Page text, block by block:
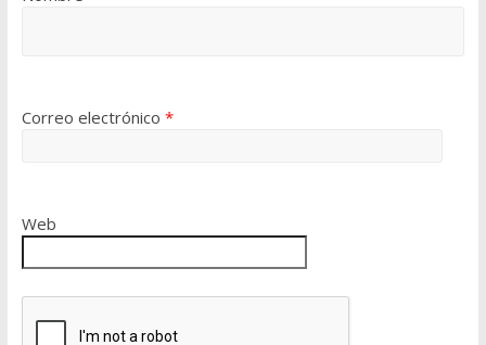
Correo electrónico *
Web